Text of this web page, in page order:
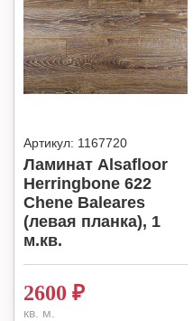
Артикул: 1167720
Ламинат Alsafloor
Herringbone 622
Chene Baleares
(левая планка), 1
м.кв.
2600 ₽
кв. м.